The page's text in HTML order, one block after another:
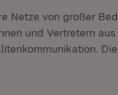
Netze von großer
und Vertretern